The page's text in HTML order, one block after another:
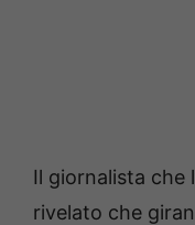
Il giornalista che
rivelato che